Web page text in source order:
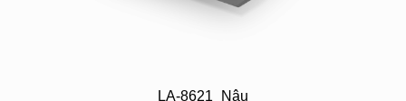
LA-8621_Nâu